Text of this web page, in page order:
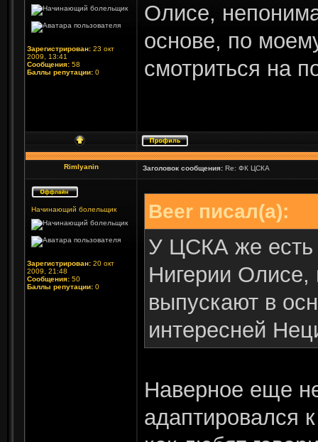
Зарегистрирован: 23 окт
2009, 13:41
Сообщения: 58
Баллы репутации: 0
Олисе,
основе, по
смотриться на
Rimlyanin Заголовок сообщения: Re: ФК ЦСКА
Начинающий болельщик
Зарегистрирован: 20 окт
2009, 21:48
Сообщения: 50
Баллы репутации: 0
Beer писал(а):
У ЦСКА же есть
Нигерии Олисе,
выпускают в
интересней
Наверное еще
адаптировался